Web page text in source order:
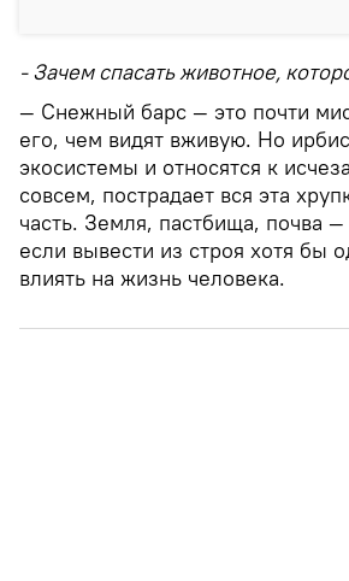
- Зачем спасать животное,
— Снежный барс — это почти
его, чем видят вживую. Но
экосистемы и относятся к
совсем, пострадает вся эта
часть. Земля, пастбища, почва
если вывести из строя хотя бы
влиять на жизнь человека.